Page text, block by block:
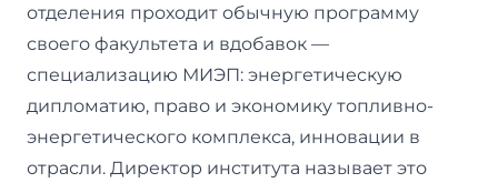
отделения проходит обычную программу
своего факультета и вдобавок —
специализацию МИЭП: энергетическую
дипломатию, право и экономику топливно-
энергетического комплекса, инновации в
отрасли. Директор института называет это